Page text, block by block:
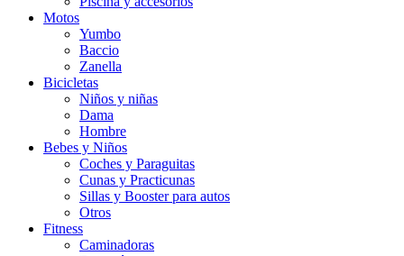
Motos
Yumbo
Baccio
Zanella
Bicicletas
Niños y niñas
Dama
Hombre
Bebes y Niños
Coches y Paraguitas
Cunas y Practicunas
Sillas y Booster para autos
Otros
Fitness
Caminadoras